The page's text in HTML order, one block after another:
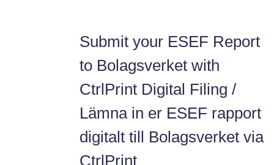
Submit your ESEF Report
to Bolagsverket with
CtrlPrint Digital Filing /
Lämna in er ESEF rapport
digitalt till Bolagsverket via
CtrlPrint